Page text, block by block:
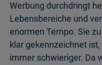
Werbung durchdringt
Lebensbereiche und
enormen Tempo. Sie
klar gekennzeichnet
immer schwieriger. Da